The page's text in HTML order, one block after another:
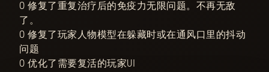
○ 修复了重复治疗后的免疫力无限问题。不再无敌
了。
○ 修复了玩家人物模型在躲藏时或在通风口里的抖动
问题
○ 优化了需要复活的玩家UI